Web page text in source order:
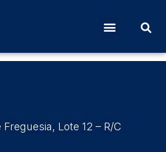
29 de
Lote 12 – R/C